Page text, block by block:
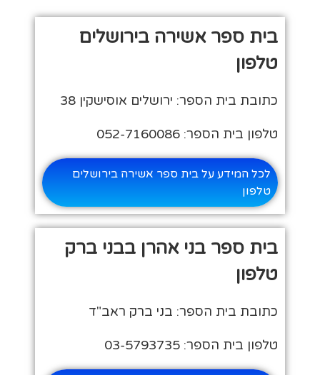
בית ספר אשירה בירושלים
טלפון
כתובת בית הספר: ירושלים אוסישקין 38
טלפון בית הספר: 052-7160086
לכל המידע על בית ספר אשירה בירושלים
טלפון
בית ספר בני אהרן בבני ברק
טלפון
כתובת בית הספר: בני ברק ראב"ד
טלפון בית הספר: 03-5793735